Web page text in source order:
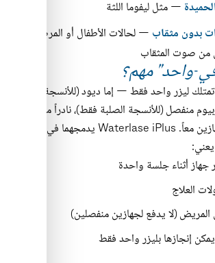
— مثل ليفوما اللثة
بدون مثقاب
— لحالات الأطفال أو المرضى
من صوت المثقاب
في-واحد" مهم؟
ليزر واحد فقط — إما ديود (للأنسجة
منفصل (للأنسجة الصلبة فقط)، نادراً ما
تمتلك العيادة الجهازين معاً. Waterlase iPlus يدمجهما في
جهاز أثناء جلسة واحدة
العلاج
المريض (لا يدفع لجهازين منفصلين)
يمكن إنجازها بليزر واحد فقط